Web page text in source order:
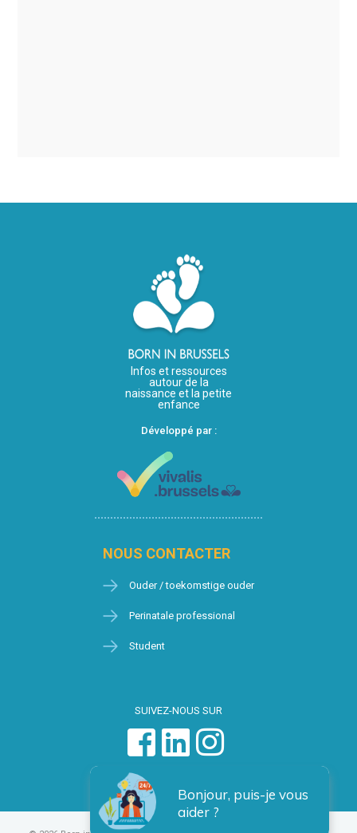
Infos et ressources
autour de la
naissance et la petite
enfance
Développé par :
NOUS CONTACTER
Ouder / toekomstige ouder
Perinatale professional
Student
SUIVEZ-NOUS SUR
Bonjour, puis-je vous
aider ?